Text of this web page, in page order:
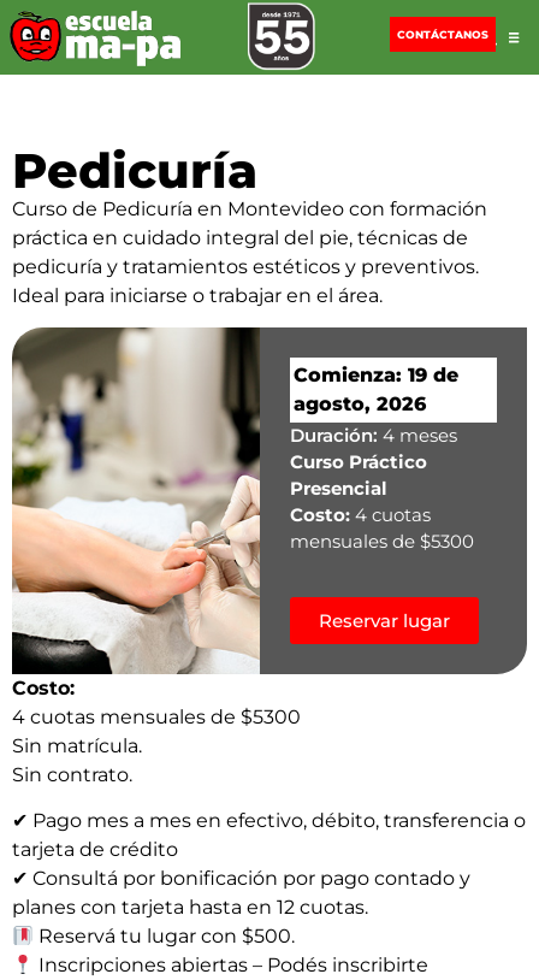
CONTÁCTANOS
Pedicuría
Curso de Pedicuría en Montevideo con formación
práctica en cuidado integral del pie, técnicas de
pedicuría y tratamientos estéticos y preventivos.
Ideal para iniciarse o trabajar en el área.
Comienza: 19 de
agosto, 2026
Duración: 4 meses
Curso Práctico
Presencial
Costo: 4 cuotas
mensuales de $5300
Reservar lugar
Costo:
4 cuotas mensuales de $5300
Sin matrícula.
Sin contrato.
✔ Pago mes a mes en efectivo, débito, transferencia o
tarjeta de crédito
✔ Consultá por bonificación por pago contado y
planes con tarjeta hasta en 12 cuotas.
Reservá tu lugar con $500.
Inscripciones abiertas – Podés inscribirte